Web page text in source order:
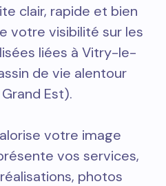
clair, rapide et bien
votre visibilité sur les
liées à Vitry-le-
de vie alentour
Est).
votre image
vos services,
photos